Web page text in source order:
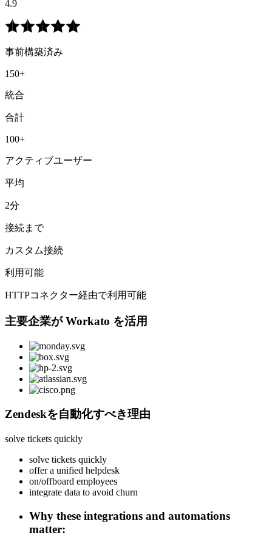
4.9
事前構築済み
150+
統合
合計
100+
アクティブユーザー
平均
2分
接続まで
カスタム接続
利用可能
HTTPコネクター経由で利用可能
主要企業が Workato を活用
Zendeskを自動化すべき理由
solve tickets quickly
solve tickets quickly
offer a unified helpdesk
on/offboard employees
integrate data to avoid churn
Why these integrations and automations
matter: